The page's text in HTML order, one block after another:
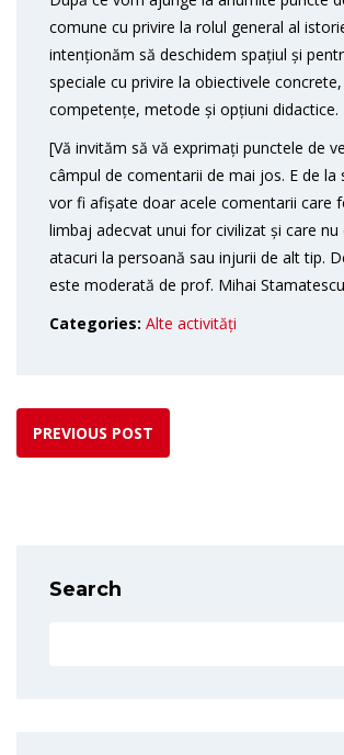
comune cu privire la rolul general al
intenționăm să deschidem spațiul și
speciale cu privire la obiectivele
competențe, metode și opțiuni didactice.
[Vă invităm să vă exprimați punctele de
câmpul de comentarii de mai jos. E de la
vor fi afișate doar acele comentarii care
limbaj adecvat unui for civilizat și care nu
atacuri la persoană sau injurii de alt tip.
este moderată de prof. Mihai
Categories: Alte activități
PREVIOUS POST
Search